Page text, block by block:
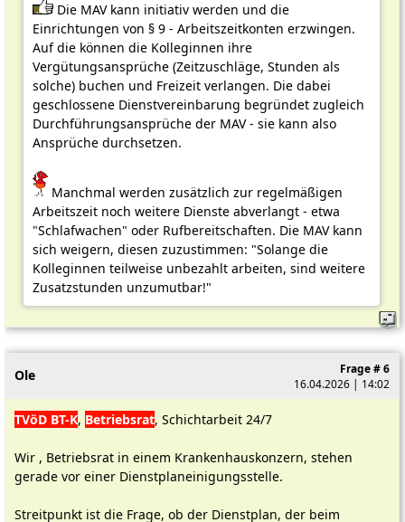
Die MAV kann initiativ werden und die
Einrichtungen von § 9 - Arbeitszeitkonten erzwingen.
Auf die können die Kolleginnen ihre
Vergütungsansprüche (Zeitzuschläge, Stunden als
solche) buchen und Freizeit verlangen. Die dabei
geschlossene Dienstvereinbarung begründet zugleich
Durchführungsansprüche der MAV - sie kann also
Ansprüche durchsetzen.
Manchmal werden zusätzlich zur regelmäßigen
Arbeitszeit noch weitere Dienste abverlangt - etwa
"Schlafwachen" oder Rufbereitschaften. Die MAV kann
sich weigern, diesen zuzustimmen: "Solange die
Kolleginnen teilweise unbezahlt arbeiten, sind weitere
Zusatzstunden unzumutbar!"
Ole
Frage # 6
16.04.2026 | 14:02
TVöD BT-K, Betriebsrat, Schichtarbeit 24/7
Wir , Betriebsrat in einem Krankenhauskonzern, stehen
gerade vor einer Dienstplaneinigungsstelle.
Streitpunkt ist die Frage, ob der Dienstplan, der beim